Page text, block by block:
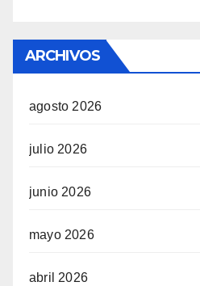
ARCHIVOS
agosto 2026
julio 2026
junio 2026
mayo 2026
abril 2026